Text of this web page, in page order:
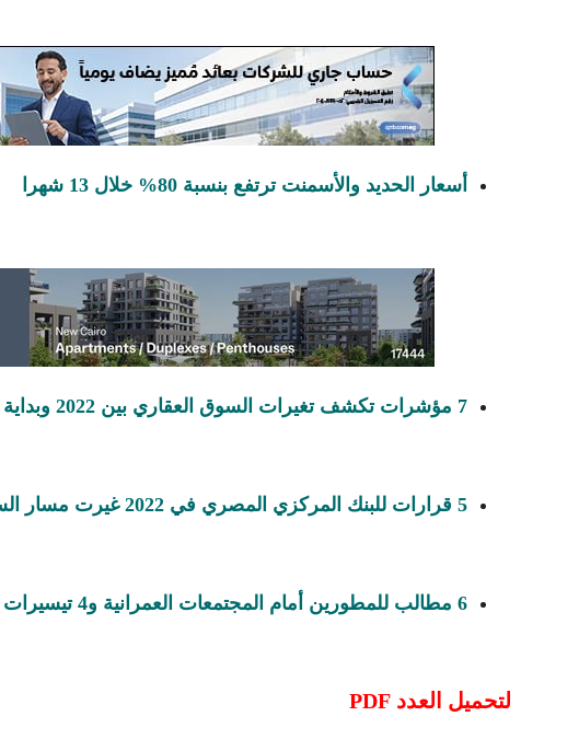
أسعار الحديد والأسمنت ترتفع بنسبة 80% خلال 13 شهرا
7 مؤشرات تكشف تغيرات السوق العقاري بين 2022 وبداية العام الجديد
5 قرارات للبنك المركزي المصري في 2022 غيرت مسار السوق العقاري
6 مطالب للمطورين أمام المجتمعات العمرانية و4 تيسيرات مرتقبة من الهيئة
لتحميل العدد PDF